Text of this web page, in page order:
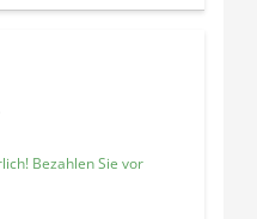
Bezahlen Sie vor